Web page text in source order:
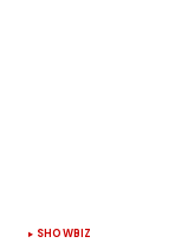
SHOWBIZ